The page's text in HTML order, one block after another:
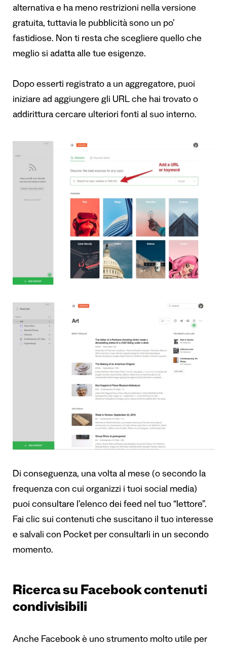
alternativa e ha meno restrizioni nella versione
gratuita, tuttavia le pubblicità sono un po’
fastidiose. Non ti resta che scegliere quello che
meglio si adatta alle tue esigenze.
Dopo esserti registrato a un aggregatore, puoi
iniziare ad aggiungere gli URL che hai trovato o
addirittura cercare ulteriori fonti al suo interno.
Di conseguenza, una volta al mese (o secondo la
frequenza con cui organizzi i tuoi social media)
puoi consultare l’elenco dei feed nel tuo “lettore”.
Fai clic sui contenuti che suscitano il tuo interesse
e salvali con Pocket per consultarli in un secondo
momento.
Ricerca su Facebook contenuti
condivisibili
Anche Facebook è uno strumento molto utile per